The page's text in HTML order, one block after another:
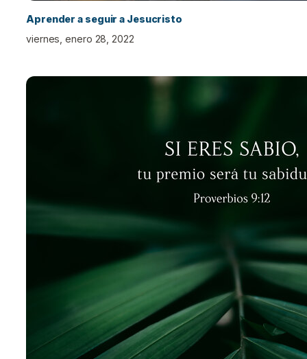
Aprender a seguir a Jesucristo
viernes, enero 28, 2022